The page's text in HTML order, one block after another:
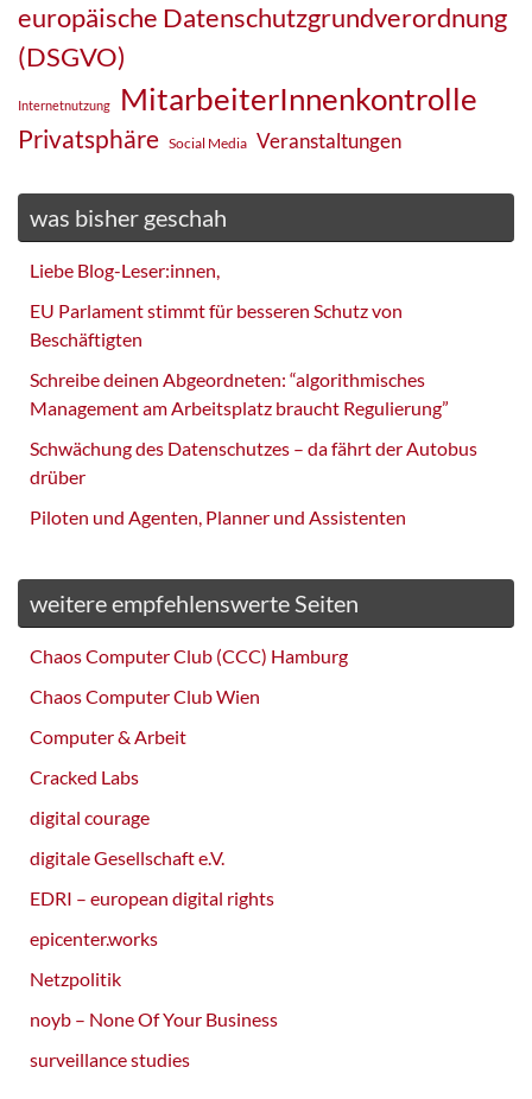
europäische Datenschutzgrundverordnung
(DSGVO)
Internetnutzung MitarbeiterInnenkontrolle
Privatsphäre Social Media Veranstaltungen
was bisher geschah
Liebe Blog-Leser:innen,
EU Parlament stimmt für besseren Schutz von
Beschäftigten
Schreibe deinen Abgeordneten: “algorithmisches
Management am Arbeitsplatz braucht Regulierung”
Schwächung des Datenschutzes – da fährt der Autobus
drüber
Piloten und Agenten, Planner und Assistenten
weitere empfehlenswerte Seiten
Chaos Computer Club (CCC) Hamburg
Chaos Computer Club Wien
Computer & Arbeit
Cracked Labs
digital courage
digitale Gesellschaft e.V.
EDRI – european digital rights
epicenter.works
Netzpolitik
noyb – None Of Your Business
surveillance studies